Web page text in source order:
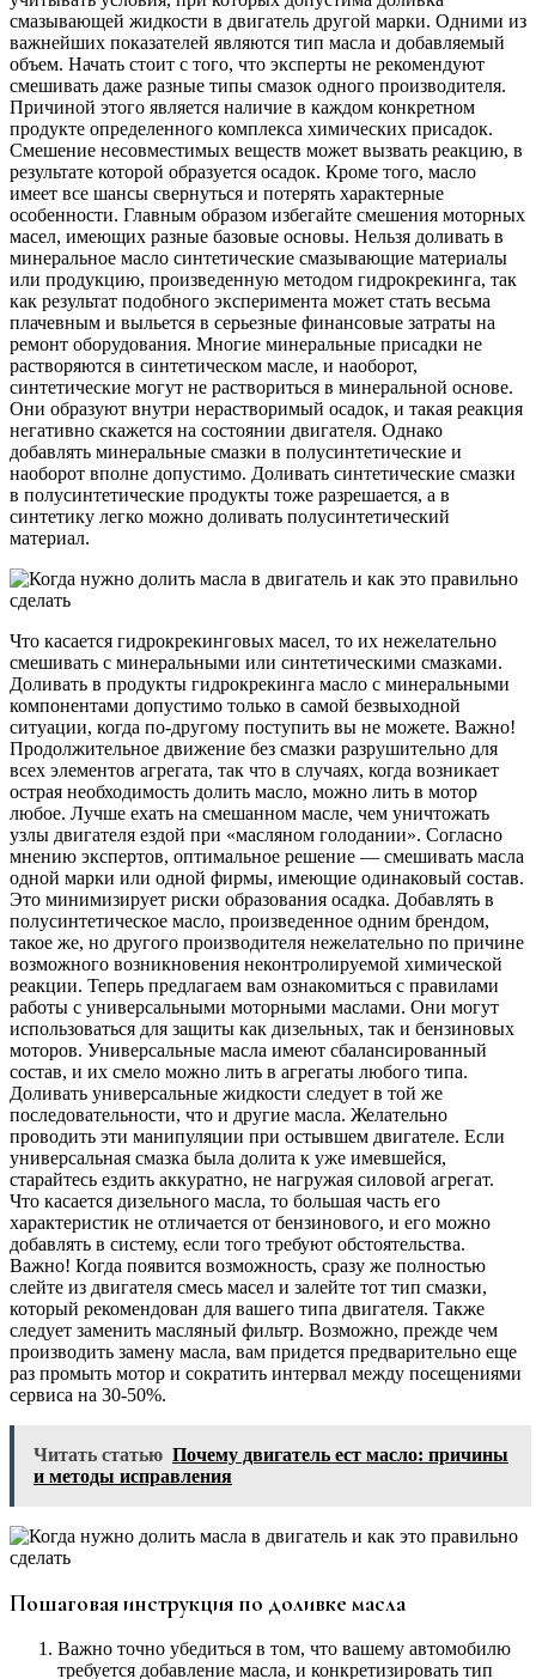
смазывающей жидкости в двигатель другой марки. Одними из
важнейших показателей являются тип масла и добавляемый
объем. Начать стоит с того, что эксперты не рекомендуют
смешивать даже разные типы смазок одного производителя.
Причиной этого является наличие в каждом конкретном
продукте определенного комплекса химических присадок.
Смешение несовместимых веществ может вызвать реакцию, в
результате которой образуется осадок. Кроме того, масло
имеет все шансы свернуться и потерять характерные
особенности. Главным образом избегайте смешения моторных
масел, имеющих разные базовые основы. Нельзя доливать в
минеральное масло синтетические смазывающие материалы
или продукцию, произведенную методом гидрокрекинга, так
как результат подобного эксперимента может стать весьма
плачевным и выльется в серьезные финансовые затраты на
ремонт оборудования. Многие минеральные присадки не
растворяются в синтетическом масле, и наоборот,
синтетические могут не раствориться в минеральной основе.
Они образуют внутри нерастворимый осадок, и такая реакция
негативно скажется на состоянии двигателя. Однако
добавлять минеральные смазки в полусинтетические и
наоборот вполне допустимо. Доливать синтетические смазки
в полусинтетические продукты тоже разрешается, а в
синтетику легко можно доливать полусинтетический
материал.
Что касается гидрокрекинговых масел, то их нежелательно
смешивать с минеральными или синтетическими смазками.
Доливать в продукты гидрокрекинга масло с минеральными
компонентами допустимо только в самой безвыходной
ситуации, когда по-другому поступить вы не можете. Важно!
Продолжительное движение без смазки разрушительно для
всех элементов агрегата, так что в случаях, когда возникает
острая необходимость долить масло, можно лить в мотор
любое. Лучше ехать на смешанном масле, чем уничтожать
узлы двигателя ездой при «масляном голодании». Согласно
мнению экспертов, оптимальное решение — смешивать масла
одной марки или одной фирмы, имеющие одинаковый состав.
Это минимизирует риски образования осадка. Добавлять в
полусинтетическое масло, произведенное одним брендом,
такое же, но другого производителя нежелательно по причине
возможного возникновения неконтролируемой химической
реакции. Теперь предлагаем вам ознакомиться с правилами
работы с универсальными моторными маслами. Они могут
использоваться для защиты как дизельных, так и бензиновых
моторов. Универсальные масла имеют сбалансированный
состав, и их смело можно лить в агрегаты любого типа.
Доливать универсальные жидкости следует в той же
последовательности, что и другие масла. Желательно
проводить эти манипуляции при остывшем двигателе. Если
универсальная смазка была долита к уже имевшейся,
старайтесь ездить аккуратно, не нагружая силовой агрегат.
Что касается дизельного масла, то большая часть его
характеристик не отличается от бензинового, и его можно
добавлять в систему, если того требуют обстоятельства.
Важно! Когда появится возможность, сразу же полностью
слейте из двигателя смесь масел и залейте тот тип смазки,
который рекомендован для вашего типа двигателя. Также
следует заменить масляный фильтр. Возможно, прежде чем
производить замену масла, вам придется предварительно еще
раз промыть мотор и сократить интервал между посещениями
сервиса на 30-50%.
Читать статью Почему двигатель ест масло: причины
и методы исправления
Пошаговая инструкция по доливке масла
Важно точно убедиться в том, что вашему автомобилю
требуется добавление масла, и конкретизировать тип